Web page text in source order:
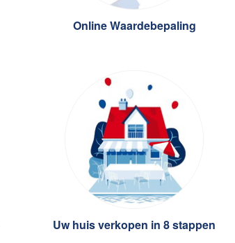
WOZ-waarde 2023Online Waardebepaling
Uw huis verkopen in 8 stappen